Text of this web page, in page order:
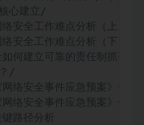
心建立/
全工作难点分析（上）
全工作难点分析（下）
建立可靠的责任制抓手
/
安全事件应急预案》合规
安全事件应急预案》合规
径分析